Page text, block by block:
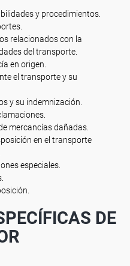
y procedimientos.
relacionados con la
del transporte.
en origen.
el transporte y su
y su indemnización.
mercancías dañadas.
en el transporte
especiales.
DE